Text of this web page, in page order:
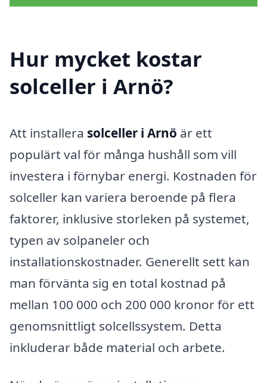
Hur mycket kostar
solceller i Arnö?
Att installera solceller i Arnö är ett
populärt val för många hushåll som vill
investera i förnybar energi. Kostnaden för
solceller kan variera beroende på flera
faktorer, inklusive storleken på systemet,
typen av solpaneler och
installationskostnader. Generellt sett kan
man förvänta sig en total kostnad på
mellan 100 000 och 200 000 kronor för ett
genomsnittligt solcellssystem. Detta
inkluderar både material och arbete.